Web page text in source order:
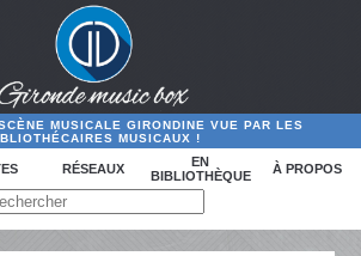
MUSICALE GIRONDINE VUE PAR LES
MUSICAUX !
RÉSEAUX
EN
BIBLIOTHÈQUE
À PROPOS